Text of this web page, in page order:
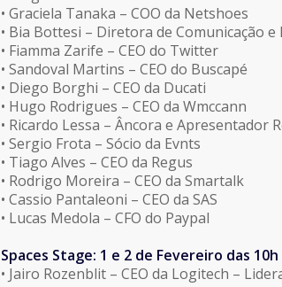
• Graciela Tanaka – COO da Netshoes
• Bia Bottesi – Diretora de Comunicação
• Fiamma Zarife – CEO do Twitter
• Sandoval Martins – CEO do Buscapé
• Diego Borghi – CEO da Ducati
• Hugo Rodrigues – CEO da Wmccann
• Ricardo Lessa – Âncora e Apresentador
• Sergio Frota – Sócio da Evnts
• Tiago Alves – CEO da Regus
• Rodrigo Moreira – CEO da Smartalk
• Cassio Pantaleoni – CEO da SAS
• Lucas Medola – CFO do Paypal
Spaces Stage: 1 e 2 de Fevereiro das 10h
• Jairo Rozenblit – CEO da Logitech –